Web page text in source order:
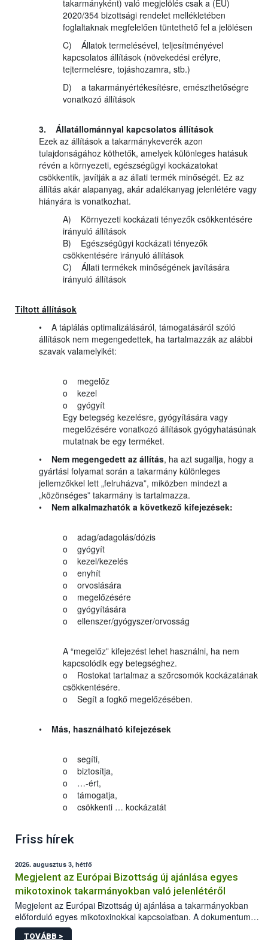
takarmányként) való megjelölés csak a (EU)
2020/354 bizottsági rendelet mellékletében
foglaltaknak megfelelően tüntethető fel a jelölésen
C) Állatok termelésével, teljesítményével
kapcsolatos állítások (növekedési erélyre,
tejtermelésre, tojáshozamra, stb.)
D) a takarmányértékesítésre, emészthetőségre
vonatkozó állítások
3. Állatállománnyal kapcsolatos állítások
Ezek az állítások a takarmánykeverék azon
tulajdonságához köthetők, amelyek különleges hatásuk
révén a környezeti, egészségügyi kockázatokat
csökkentik, javítják a az állati termék minőségét. Ez az
állítás akár alapanyag, akár adalékanyag jelenlétére vagy
hiányára is vonatkozhat.
A) Környezeti kockázati tényezők csökkentésére
irányuló állítások
B) Egészségügyi kockázati tényezők
csökkentésére irányuló állítások
C) Állati termékek minőségének javítására
irányuló állítások
Tiltott állítások
• A táplálás optimalizálásáról, támogatásáról szóló
állítások nem megengedettek, ha tartalmazzák az alábbi
szavak valamelyikét:
o megelőz
o kezel
o gyógyít
Egy betegség kezelésre, gyógyítására vagy
megelőzésére vonatkozó állítások gyógyhatásúnak
mutatnak be egy terméket.
•
Nem megengedett az állítás, ha azt sugallja, hogy a
gyártási folyamat során a takarmány különleges
jellemzőkkel lett „felruházva”, miközben mindezt a
„közönséges” takarmány is tartalmazza.
• Nem alkalmazhatók a következő kifejezések:
o adag/adagolás/dózis
o gyógyít
o kezel/kezelés
o enyhít
o orvoslására
o megelőzésére
o gyógyítására
o ellenszer/gyógyszer/orvosság
A “megelőz” kifejezést lehet használni, ha nem
kapcsolódik egy betegséghez.
o Rostokat tartalmaz a szőrcsomók kockázatának
csökkentésére.
o Segít a fogkő megelőzésében.
• Más, használható kifejezések
o segíti,
o biztosítja,
o …-ért,
o támogatja,
o csökkenti … kockázatát
Friss hírek
2026. augusztus 3, hétfő
Megjelent az Európai Bizottság új ajánlása egyes
mikotoxinok takarmányokban való jelenlétéről
Megjelent az Európai Bizottság új ajánlása a takarmányokban
előforduló egyes mikotoxinokkal kapcsolatban. A dokumentum
2027-től új irányértékek alkalmazását írja elő, és a jelenleg
TOVÁBB >